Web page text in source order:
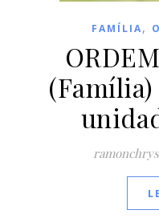
FAMÍLIA,